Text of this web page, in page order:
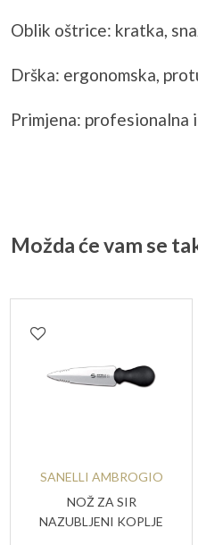
Oblik oštrice: kratka,
Drška: ergonomska,
Primjena: profesionalna
Možda će vam se
SANELLI AMBROGIO
NOŽ ZA SIR
NAZUBLJENI KOPLJE